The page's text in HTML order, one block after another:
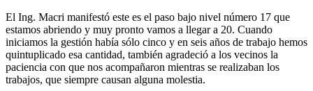
El Ing. Macri manifestó este es el paso bajo nivel número 17 que
estamos abriendo y muy pronto vamos a llegar a 20. Cuando
iniciamos la gestión había sólo cinco y en seis años de trabajo hemos
quintuplicado esa cantidad, también agradeció a los vecinos la
paciencia con que nos acompañaron mientras se realizaban los
trabajos, que siempre causan alguna molestia.